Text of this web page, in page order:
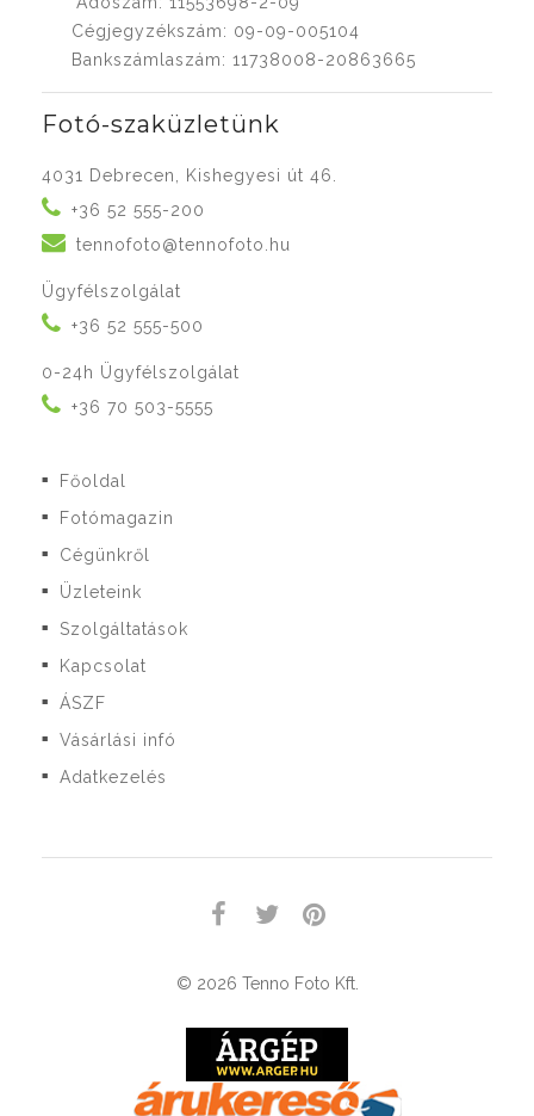
Cégjegyzékszám: 09-09-005104
Bankszámlaszám: 11738008-20863665
Fotó-szaküzletünk
4031 Debrecen, Kishegyesi út 46.
+36 52 555-200
tennofoto@tennofoto.hu
Ügyfélszolgálat
+36 52 555-500
0-24h Ügyfélszolgálat
+36 70 503-5555
■ Főoldal
■ Fotómagazin
■ Cégünkről
■ Üzleteink
■ Szolgáltatások
■ Kapcsolat
■ ÁSZF
■ Vásárlási infó
■ Adatkezelés
© 2026 Tenno Foto Kft.